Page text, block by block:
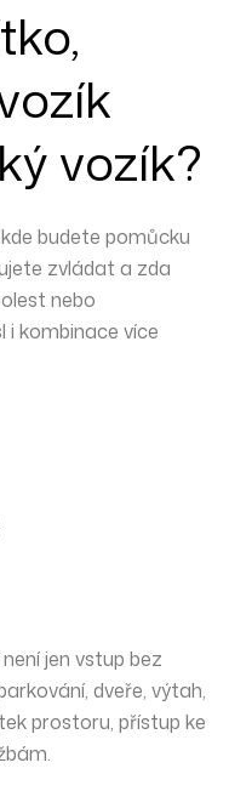
vozík?
budete pomůcku
zvládat a zda
nebo
kombinace více
jen vstup bez
dveře, výtah,
prostoru, přístup ke